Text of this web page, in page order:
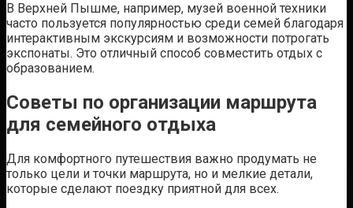
В Верхней Пышме, например, музей военной техники
часто пользуется популярностью среди семей благодаря
интерактивным экскурсиям и возможности потрогать
экспонаты. Это отличный способ совместить отдых с
образованием.
Советы по организации маршрута
для семейного отдыха
Для комфортного путешествия важно продумать не
только цели и точки маршрута, но и мелкие детали,
которые сделают поездку приятной для всех.